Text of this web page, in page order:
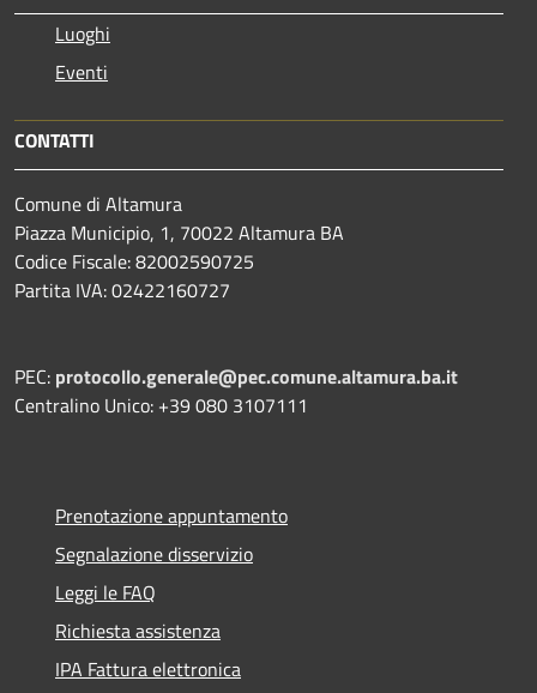
Luoghi
Eventi
CONTATTI
Comune di Altamura
Piazza Municipio, 1, 70022 Altamura BA
Codice Fiscale: 82002590725
Partita IVA: 02422160727
PEC: protocollo.generale@pec.comune.altamura.ba.it
Centralino Unico: +39 080 3107111
Prenotazione appuntamento
Segnalazione disservizio
Leggi le FAQ
Richiesta assistenza
IPA Fattura elettronica